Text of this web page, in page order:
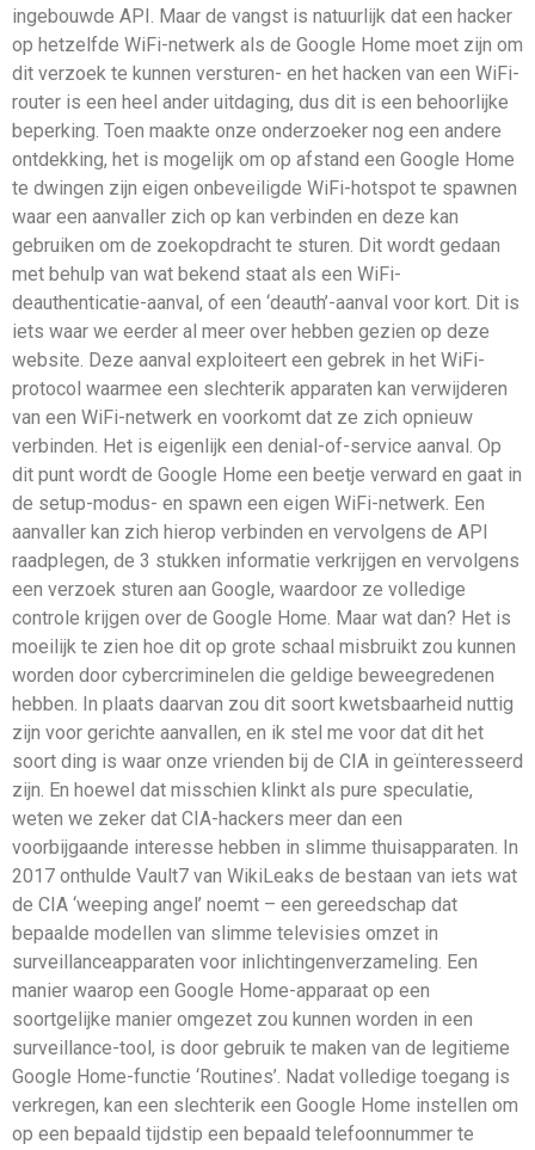
ingebouwde API. Maar de vangst is natuurlijk dat een hacker
op hetzelfde WiFi-netwerk als de Google Home moet zijn om
dit verzoek te kunnen versturen- en het hacken van een WiFi-
router is een heel ander uitdaging, dus dit is een behoorlijke
beperking. Toen maakte onze onderzoeker nog een andere
ontdekking, het is mogelijk om op afstand een Google Home
te dwingen zijn eigen onbeveiligde WiFi-hotspot te spawnen
waar een aanvaller zich op kan verbinden en deze kan
gebruiken om de zoekopdracht te sturen. Dit wordt gedaan
met behulp van wat bekend staat als een WiFi-
deauthenticatie-aanval, of een ‘deauth’-aanval voor kort. Dit is
iets waar we eerder al meer over hebben gezien op deze
website. Deze aanval exploiteert een gebrek in het WiFi-
protocol waarmee een slechterik apparaten kan verwijderen
van een WiFi-netwerk en voorkomt dat ze zich opnieuw
verbinden. Het is eigenlijk een denial-of-service aanval. Op
dit punt wordt de Google Home een beetje verward en gaat in
de setup-modus- en spawn een eigen WiFi-netwerk. Een
aanvaller kan zich hierop verbinden en vervolgens de API
raadplegen, de 3 stukken informatie verkrijgen en vervolgens
een verzoek sturen aan Google, waardoor ze volledige
controle krijgen over de Google Home. Maar wat dan? Het is
moeilijk te zien hoe dit op grote schaal misbruikt zou kunnen
worden door cybercriminelen die geldige beweegredenen
hebben. In plaats daarvan zou dit soort kwetsbaarheid nuttig
zijn voor gerichte aanvallen, en ik stel me voor dat dit het
soort ding is waar onze vrienden bij de CIA in geïnteresseerd
zijn. En hoewel dat misschien klinkt als pure speculatie,
weten we zeker dat CIA-hackers meer dan een
voorbijgaande interesse hebben in slimme thuisapparaten. In
2017 onthulde Vault7 van WikiLeaks de bestaan van iets wat
de CIA ‘weeping angel’ noemt – een gereedschap dat
bepaalde modellen van slimme televisies omzet in
surveillanceapparaten voor inlichtingenverzameling. Een
manier waarop een Google Home-apparaat op een
soortgelijke manier omgezet zou kunnen worden in een
surveillance-tool, is door gebruik te maken van de legitieme
Google Home-functie ‘Routines’. Nadat volledige toegang is
verkregen, kan een slechterik een Google Home instellen om
op een bepaald tijdstip een bepaald telefoonnummer te